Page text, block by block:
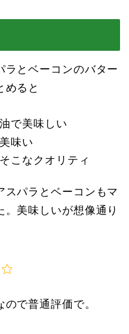
ラとベーコンのバター
めると
で美味しい
味い
こなクオリティ
スパラとベーコンもマ
。美味しいが想像通り
で普通評価で。